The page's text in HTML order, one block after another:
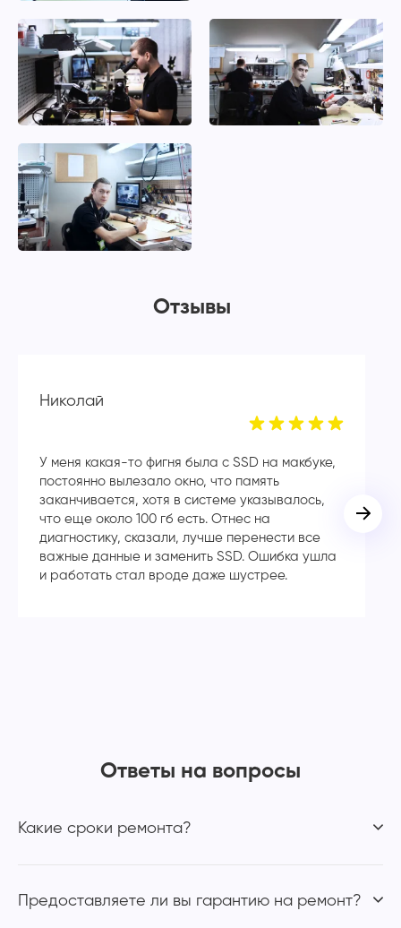
Отзывы
Николай
У меня какая-то фигня была с SSD на макбуке,
постоянно вылезало окно, что память
заканчивается, хотя в системе указывалось,
что еще около 100 гб есть. Отнес на
диагностику, сказали, лучше перенести все
важные данные и заменить SSD. Ошибка ушла
и работать стал вроде даже шустрее.
Ответы на вопросы
Какие сроки ремонта?
Предоставляете ли вы гарантию на ремонт?